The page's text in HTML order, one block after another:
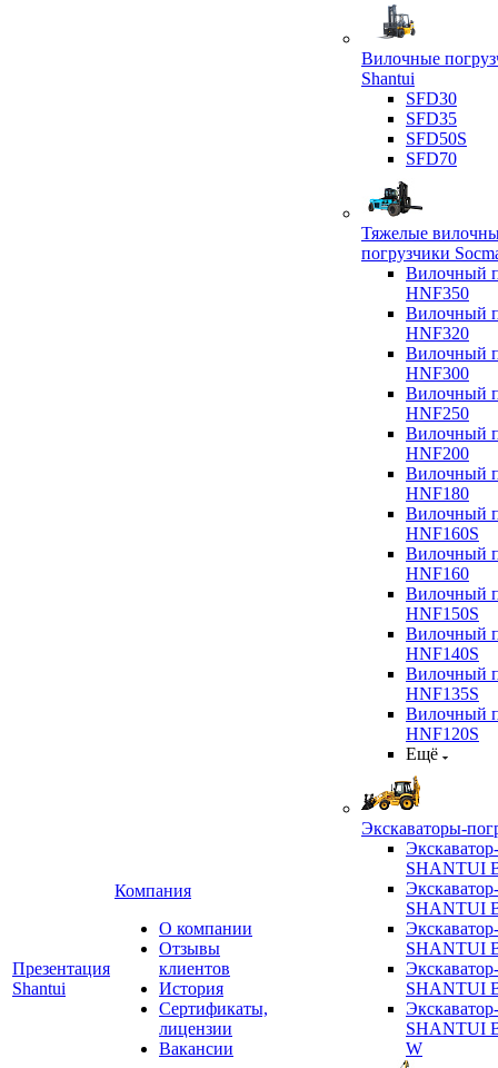
Презентация
Shantui
Компания
О компании
Отзывы
клиентов
История
Сертификаты,
лицензии
Вакансии
Вилочные
Shantui
SFD30
SFD35
SFD50S
SFD70
Тяжелые
погрузчики
Вилочный
HNF350
Вилочный
HNF320
Вилочный
HNF300
Вилочный
HNF250
Вилочный
HNF200
Вилочный
HNF180
Вилочный
HNF160S
Вилочный
HNF160
Вилочный
HNF150S
Вилочный
HNF140S
Вилочный
HNF135S
Вилочный
HNF120S
Ещё
Экскаваторы-
SHANTUI
SHANTUI
SHANTUI
SHANTUI
SHANTUI
W